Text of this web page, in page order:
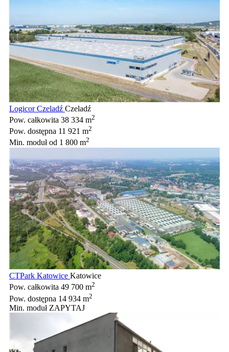
Logicor Czeladź Czeladź
Pow. całkowita 38 334 m2
Pow. dostępna 11 921 m2
Min. modułod 1 800 m2
CTPark Katowice Katowice
Pow. całkowita 49 700 m2
Pow. dostępna 14 934 m2
Min. moduł ZAPYTAJ